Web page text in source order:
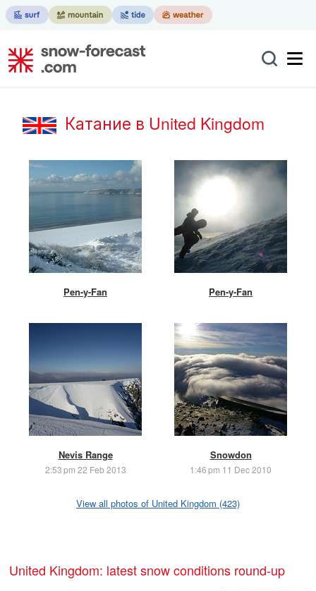
Катание в United Kingdom
Pen-y-Fan Pen-y-Fan
Nevis Range
2:53 pm 22 Feb 2013
Snowdon
1:46 pm 11 Dec 2010
View all photos of United Kingdom (423)
United Kingdom: latest snow conditions round-up